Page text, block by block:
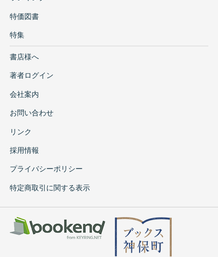
特価図書
特集
書店様へ
著者ログイン
会社案内
お問い合わせ
リンク
採用情報
プライバシーポリシー
特定商取引に関する表示